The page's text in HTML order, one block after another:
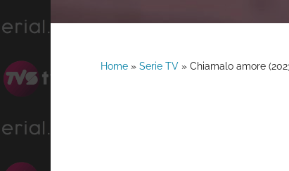
Home» Serie TV» Chiamalo amore